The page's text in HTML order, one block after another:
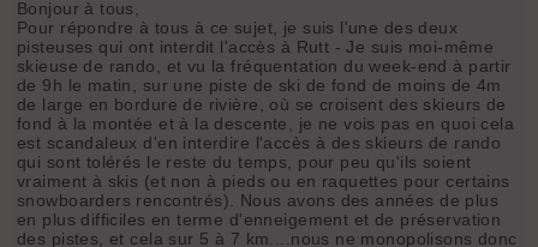
Bonjour à tous,
Pour répondre à tous à ce sujet, je suis l'une des deux
pisteuses qui ont interdit l'accès à Rutt - Je suis moi-même
skieuse de rando, et vu la fréquentation du week-end à partir
de 9h le matin, sur une piste de ski de fond de moins de 4m
de large en bordure de rivière, où se croisent des skieurs de
fond à la montée et à la descente, je ne vois pas en quoi cela
est scandaleux d'en interdire l'accès à des skieurs de rando
qui sont tolérés le reste du temps, pour peu qu'ils soient
vraiment à skis (et non à pieds ou en raquettes pour certains
snowboarders rencontrés). Nous avons des années de plus
en plus difficiles en terme d'enneigement et de préservation
des pistes, et cela sur 5 à 7 km....nous ne monopolisons donc